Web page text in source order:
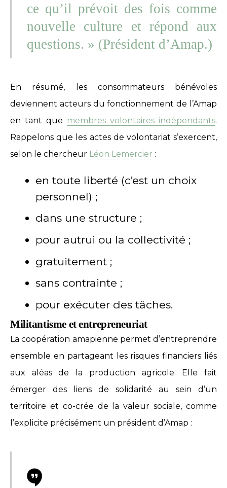
ce qu’il prévoit des fois comme
nouvelle culture et répond aux
questions. » (Président d’Amap.)
En résumé, les consommateurs bénévoles
deviennent acteurs du fonctionnement de l’Amap
en tant que membres volontaires indépendants.
Rappelons que les actes de volontariat s’exercent,
selon le chercheur Léon Lemercier :
en toute liberté (c’est un choix
personnel) ;
dans une structure ;
pour autrui ou la collectivité ;
gratuitement ;
sans contrainte ;
pour exécuter des tâches.
Militantisme et entrepreneuriat
La coopération amapienne permet d’entreprendre
ensemble en partageant les risques financiers liés
aux aléas de la production agricole. Elle fait
émerger des liens de solidarité au sein d’un
territoire et co-crée de la valeur sociale, comme
l’explicite précisément un président d’Amap :